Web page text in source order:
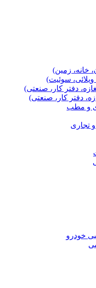
خانه، زمین)
ویلائی، سوئیت)
دفتر کار، صنعتی)
دفتر کار، صنعتی)
و مطب
تجاری
خودرو